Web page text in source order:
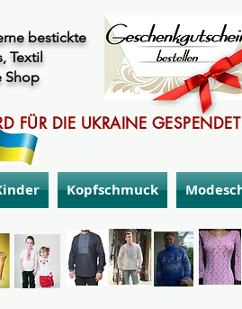
bestickte
Textil
Shop
FÜR DIE UKRAINE
Kopfschmuck